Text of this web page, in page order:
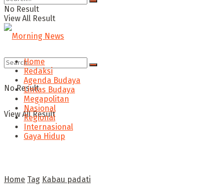
No Result
View All Result
No Result
View All Result
Home
Redaksi
Agenda Budaya
Lintas Budaya
Megapolitan
Nasional
Regional
Internasional
Gaya Hidup
Home Tag Kabau padati